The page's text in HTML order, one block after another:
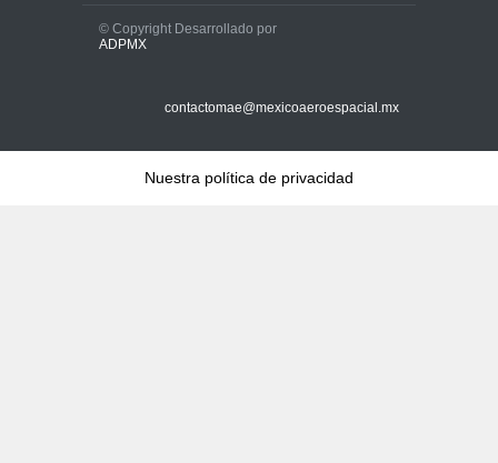
© Copyright Desarrollado por
ADPMX
contactomae@mexicoaeroespacial.mx
Nuestra política de privacidad